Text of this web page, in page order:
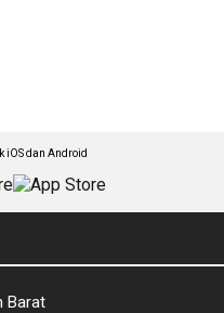
iOS dan Android
Barat